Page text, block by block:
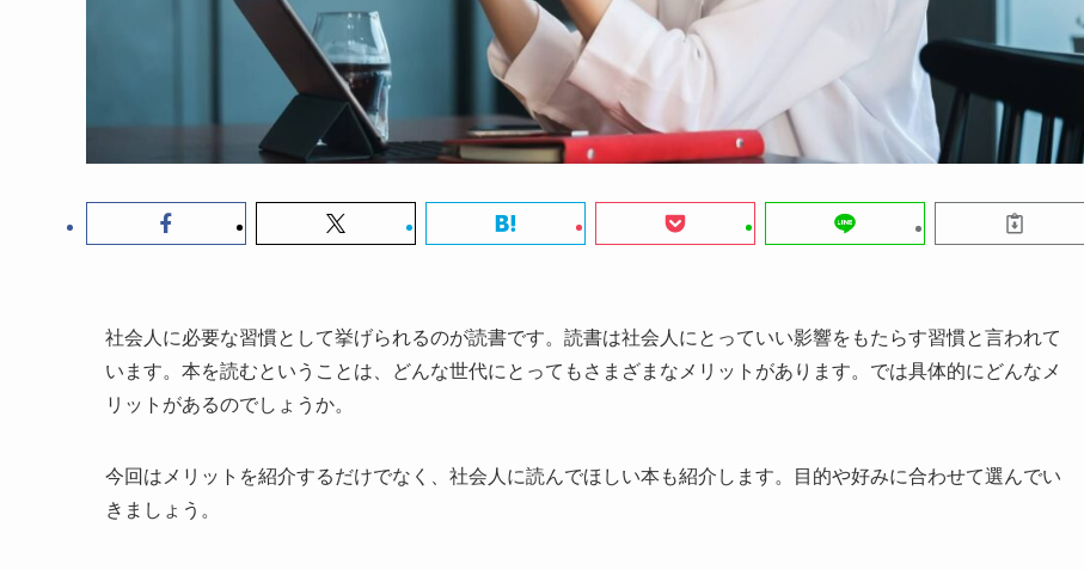
社会人に必要な習慣として挙げられるのが読書です。読書は社会人にとっていい影響をもたらす習慣と言われて
います。本を読むということは、どんな世代にとってもさまざまなメリットがあります。では具体的にどんなメ
リットがあるのでしょうか。
今回は メリットを紹介するだけでなく、社会人に読んでほしい本も紹介 します。目的や好みに合わせて選んでい
きましょう。